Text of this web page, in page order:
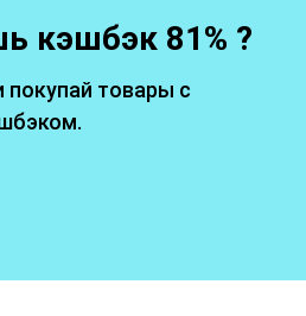
кэшбэк 81% ?
покупай товары с